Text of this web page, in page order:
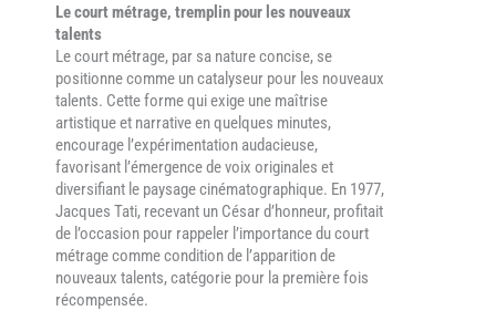
Le court métrage, tremplin pour les nouveaux
talents
Le court métrage, par sa nature concise, se
positionne comme un catalyseur pour les nouveaux
talents. Cette forme qui exige une maîtrise
artistique et narrative en quelques minutes,
encourage l’expérimentation audacieuse,
favorisant l’émergence de voix originales et
diversifiant le paysage cinématographique. En 1977,
Jacques Tati, recevant un César d’honneur, profitait
de l’occasion pour rappeler l’importance du court
métrage comme condition de l’apparition de
nouveaux talents, catégorie pour la première fois
récompensée.